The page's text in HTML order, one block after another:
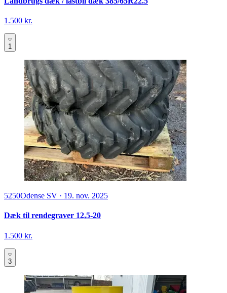
1.500 kr.
1
5250Odense SV · 19. nov. 2025
Dæk til rendegraver 12,5-20
1.500 kr.
3